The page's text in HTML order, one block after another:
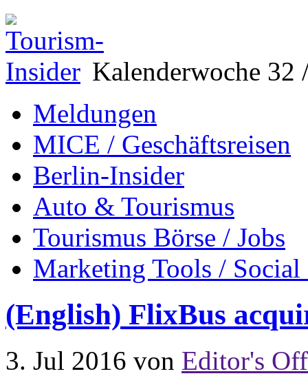
Kalenderwoche 32
Meldungen
MICE / Geschäftsreisen
Berlin-Insider
Auto & Tourismus
Tourismus Börse / Jobs
Marketing Tools /
(English) FlixBus
3. Jul 2016 von Editor's